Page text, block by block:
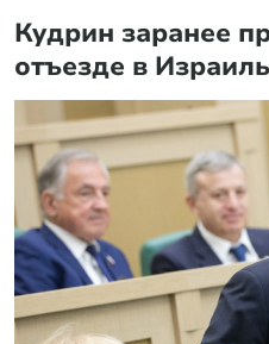
Кудрин заранее
отъезде в Израиль